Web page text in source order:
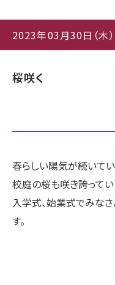
2023年03月30日（木）
桜咲く
春らしい陽気が続いてい
校庭の桜も咲き誇ってい
入学式、始業式でみな
す。